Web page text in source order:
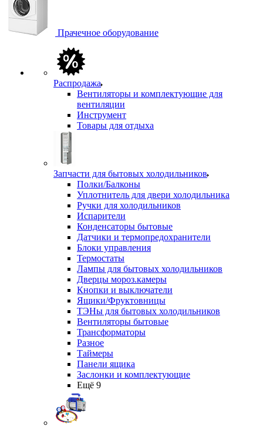
Прачечное оборудование
Распродажа
Вентиляторы и комплектующие для
вентиляции
Инструмент
Товары для отдыха
Запчасти для бытовых холодильников
Полки/Балконы
Уплотнитель для двери холодильника
Ручки для холодильников
Испарители
Конденсаторы бытовые
Датчики и термопредохранители
Блоки управления
Термостаты
Лампы для бытовых холодильников
Дверцы мороз.камеры
Кнопки и выключатели
Ящики/Фруктовницы
ТЭНы для бытовых холодильников
Вентиляторы бытовые
Трансформаторы
Разное
Таймеры
Панели ящика
Заслонки и комплектующие
Ещё 9